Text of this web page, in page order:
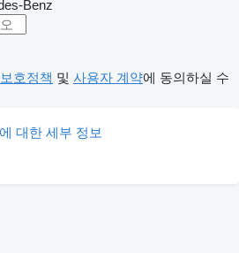
Benz
호정책 및 사용자 계약에 동의하실 수
대한 세부 정보